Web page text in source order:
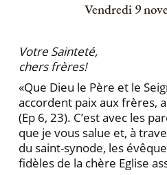
Vendredi 9
Votre Sainteté,
chers frères!
«Que Dieu le Père et le
accordent paix aux frères,
(Ep 6, 23). C’est avec les
que je vous salue et, à
du saint-synode, les
fidèles de la chère Eglise